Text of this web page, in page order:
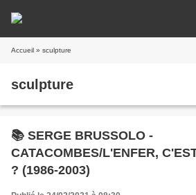
Accueil » sculpture
sculpture
📚 SERGE BRUSSOLO -
CATACOMBES/L'ENFER,
? (1986-2003)